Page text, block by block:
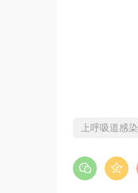
上呼吸道感染